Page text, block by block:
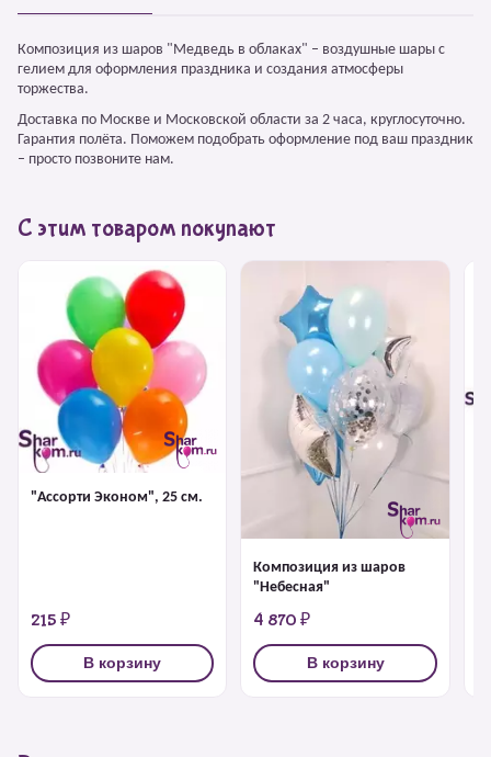
Композиция из шаров "Медведь в облаках" – воздушные шары с
гелием для оформления праздника и создания атмосферы
торжества.
Доставка по Москве и Московской области за 2 часа, круглосуточно.
Гарантия полёта. Поможем подобрать оформление под ваш праздник
– просто позвоните нам.
С этим товаром покупают
"Ассорти Эконом", 25 см.
215 ₽
В корзину
Композиция из шаров
"Небесная"
4 870 ₽
В корзину